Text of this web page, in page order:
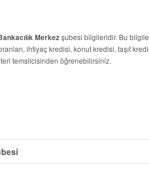
Merkezşubesi bilgileridir. Bu
ihtiyaç kredisi, konut kredisi, taşıt
temsilcisinden öğrenebilirsiniz.